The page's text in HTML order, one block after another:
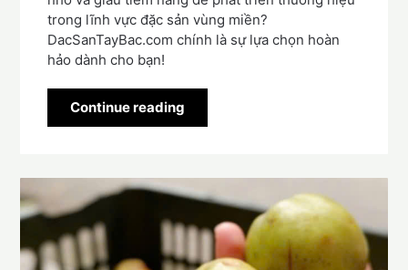
trong lĩnh vực đặc sản vùng miền?
DacSanTayBac.com chính là sự lựa chọn hoàn
hảo dành cho bạn!
Continue reading